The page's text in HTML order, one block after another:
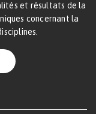
et résultats de la
concernant la